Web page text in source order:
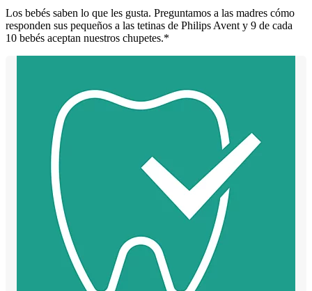
Los bebés saben lo que les gusta. Preguntamos a las madres cómo
responden sus pequeños a las tetinas de Philips Avent y 9 de cada
10 bebés aceptan nuestros chupetes.*